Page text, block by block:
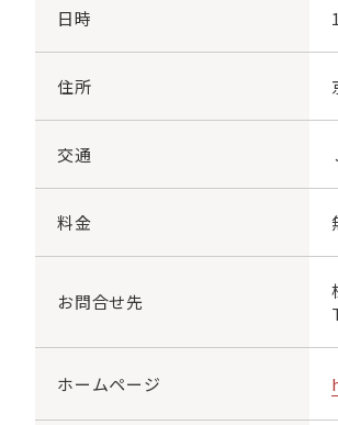
日時
住所
交通
料金
お問合せ先
ホームページ